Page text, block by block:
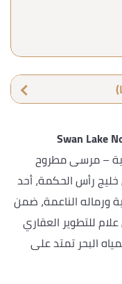
Swan Lake
– مرسى مطروح
رأس الحكمة، أحد
ورماله الناعمة، ضمن
للتطوير العقاري
البحر تمتد على